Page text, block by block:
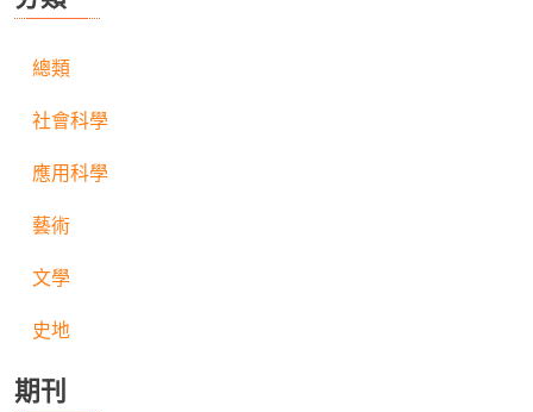
總類
社會科學
應用科學
藝術
文學
史地
期刊